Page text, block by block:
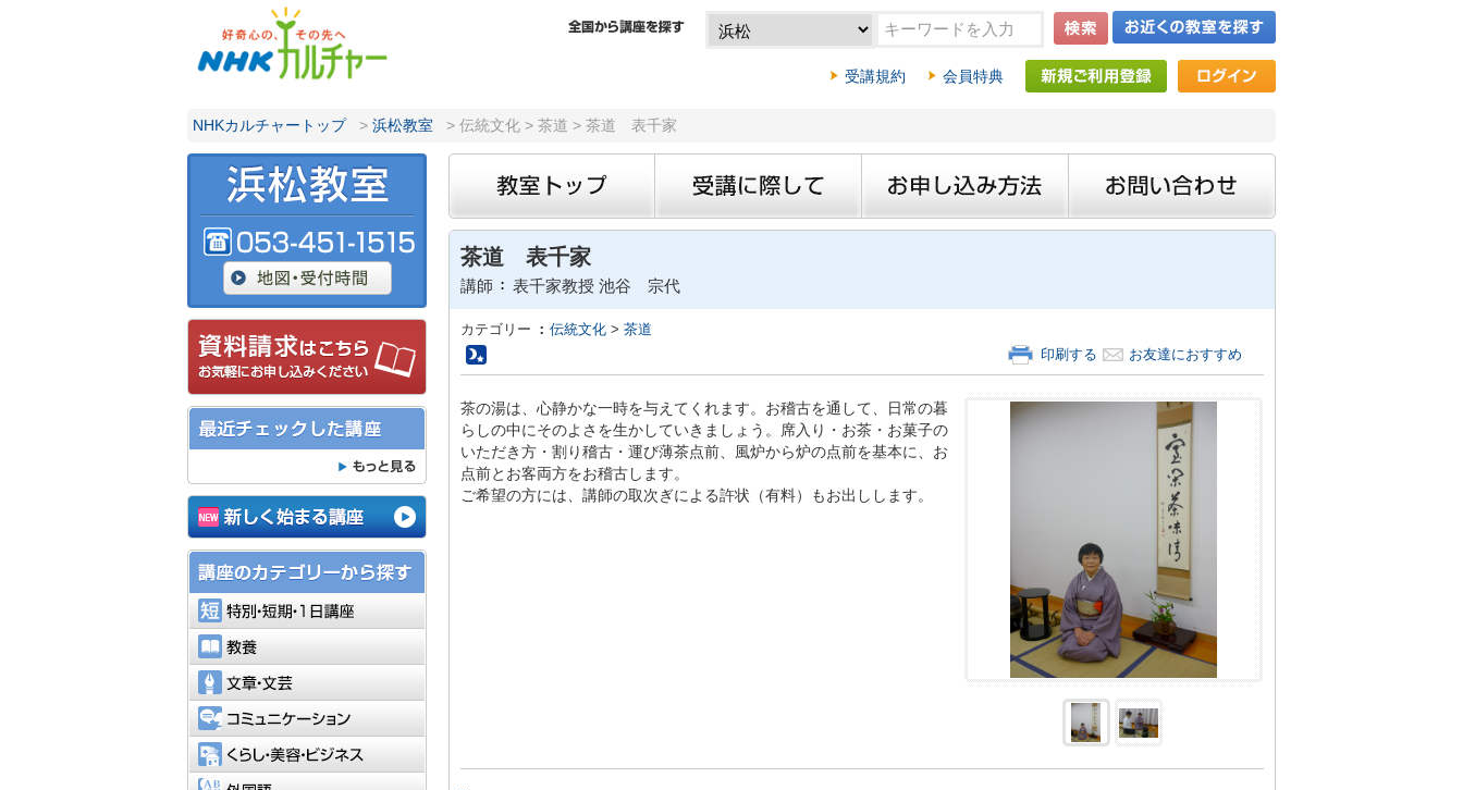
受講規約 会員特典
NHKカルチャートップ > 浜松教室 > 伝統文化 > 茶道 > 茶道 表千家
茶道 表千家
講師 表千家教授 池谷 宗代
カテゴリー 伝統文化> 茶道
印刷する
お友達におすすめ
茶の湯は、心静かな一時を与えてくれます。お稽古を通して、日常の暮
らしの中にそのよさを生かしていきましょう。席入り・お茶・お菓子の
いただき方・割り稽古・運び薄茶点前、風炉から炉の点前を基本に、お
点前とお客両方をお稽古します。
ご希望の方には、講師の取次ぎによる許状（有料）もお出しします。